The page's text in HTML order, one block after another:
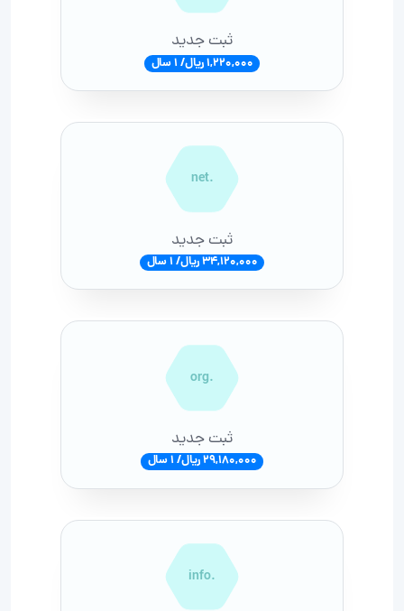
ثبت جدید
1,220,000 ریال/ 1 سال
.net
ثبت جدید
34,120,000 ریال/ 1 سال
.org
ثبت جدید
29,180,000 ریال/ 1 سال
.info